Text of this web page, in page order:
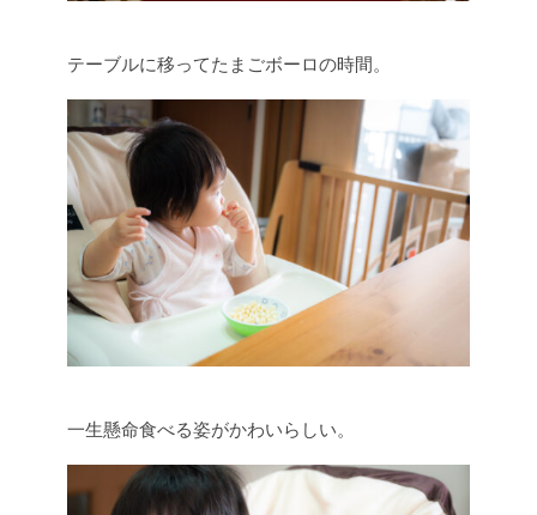
テーブルに移ってたまごボーロの時間。
一生懸命食べる姿がかわいらしい。